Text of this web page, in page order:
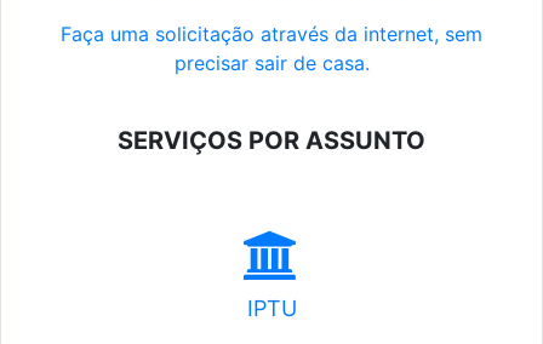
Faça uma solicitação através da internet, sem
precisar sair de casa.
SERVIÇOS POR ASSUNTO
IPTU